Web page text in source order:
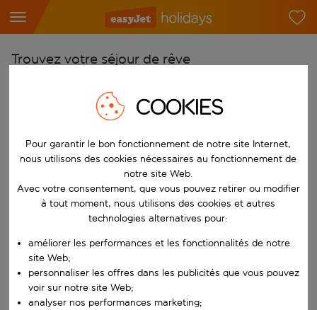
Trouvez votre séjour de rêve
Choisissez votre aéroport
Choisissez votre destination
Vers
Choisissez vos dates
Quand
Rechercher
COOKIES
Pour garantir le bon fonctionnement de notre site Internet,
nous utilisons des cookies nécessaires au fonctionnement de
notre site Web.
Avec votre consentement, que vous pouvez retirer ou modifier
à tout moment, nous utilisons des cookies et autres
technologies alternatives pour:
améliorer les performances et les fonctionnalités de notre
site Web;
personnaliser les offres dans les publicités que vous pouvez
voir sur notre site Web;
analyser nos performances marketing;